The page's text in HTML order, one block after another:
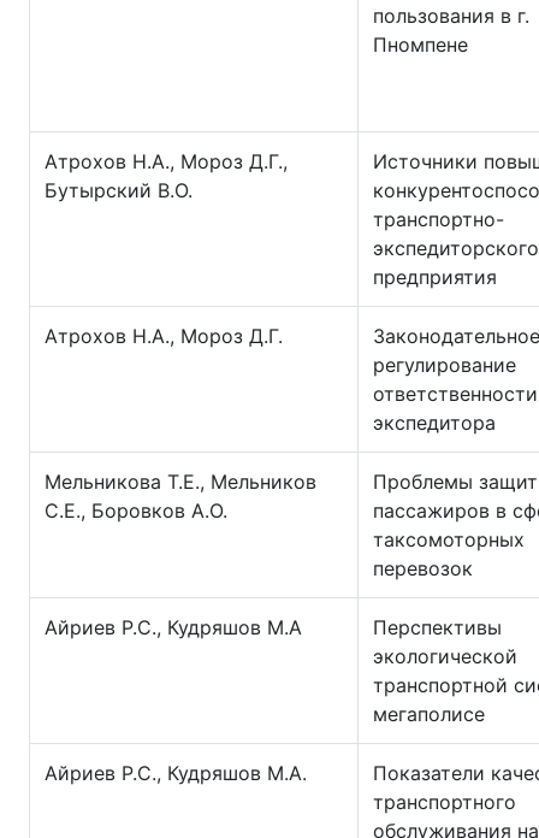
пользования в г.
Пномпене
Атрохов Н.А., Мороз Д.Г.,
Бутырский В.О.
Источники
транспортно-
экспедиторского
предприятия
Атрохов Н.А., Мороз Д.Г.
Законодательное
регулирование
ответственности
экспедитора
Мельникова Т.Е., Мельников
С.Е., Боровков А.О.
Проблемы
пассажиров в
таксомоторных
перевозок
Айриев Р.С., Кудряшов М.А
Перспективы
экологической
транспортной
мегаполисе
Айриев Р.С., Кудряшов М.А.
Показатели
транспортного
обслуживания